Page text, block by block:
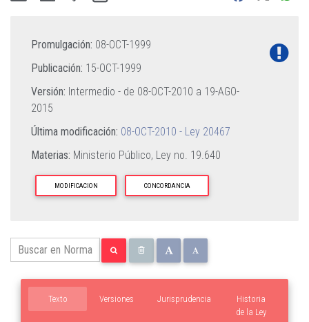
Promulgación: 08-OCT-1999
Publicación: 15-OCT-1999
Versión: Intermedio - de 08-OCT-2010 a 19-AGO-
2015
Última modificación: 08-OCT-2010 - Ley 20467
Materias: Ministerio Público, Ley no. 19.640
MODIFICACION CONCORDANCIA
Texto Versiones Jurisprudencia
Historia
de la Ley